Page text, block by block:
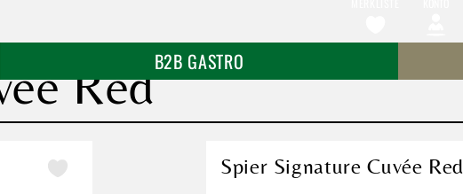
B2B GASTRO
Red
Spier Signature Cuvée Red